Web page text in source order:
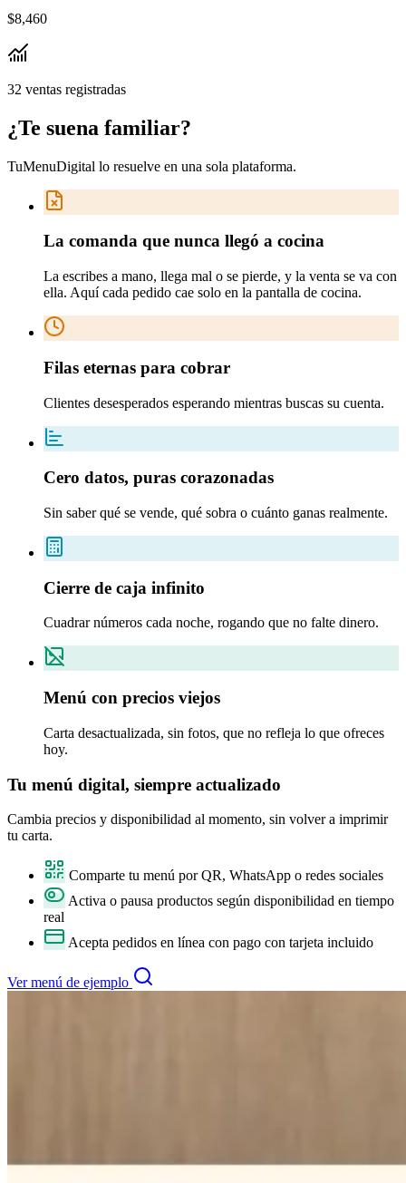
$8,460
32 ventas registradas
¿Te suena familiar?
TuMenuDigital lo resuelve en una sola plataforma.
La comanda que nunca llegó a cocina
La escribes a mano, llega mal o se pierde, y la venta se va con
ella. Aquí cada pedido cae solo en la pantalla de cocina.
Filas eternas para cobrar
Clientes desesperados esperando mientras buscas su cuenta.
Cero datos, puras corazonadas
Sin saber qué se vende, qué sobra o cuánto ganas realmente.
Cierre de caja infinito
Cuadrar números cada noche, rogando que no falte dinero.
Menú con precios viejos
Carta desactualizada, sin fotos, que no refleja lo que ofreces
hoy.
Tu menú digital, siempre actualizado
Cambia precios y disponibilidad al momento, sin volver a imprimir
tu carta.
Comparte tu menú por QR, WhatsApp o redes sociales
Activa o pausa productos según disponibilidad en tiempo
real
Acepta pedidos en línea con pago con tarjeta incluido
Ver menú de ejemplo